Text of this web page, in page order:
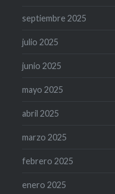
septiembre 2025
julio 2025
junio 2025
mayo 2025
abril 2025
marzo 2025
febrero 2025
enero 2025